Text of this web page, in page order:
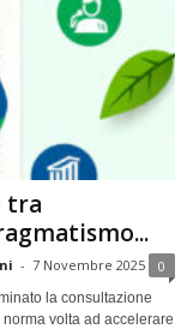
tra
- 7 Novembre 2025 0
la consultazione
volta ad accelerare